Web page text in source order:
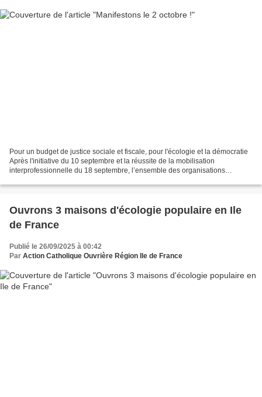
Pour un budget de justice sociale et fiscale, pour l'écologie et la démocratie
Après l'initiative du 10 septembre et la réussite de la mobilisation
interprofessionnelle du 18 septembre, l’ensemble des organisations
Ouvrons 3 maisons d'écologie populaire en Ile
de France
Publié le 26/09/2025 à 00:42
Par Action Catholique Ouvrière Région Ile de France